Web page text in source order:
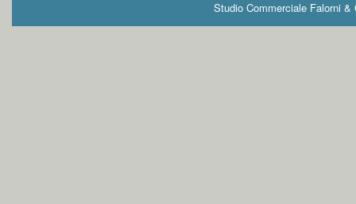
Studio Commerciale Falorni